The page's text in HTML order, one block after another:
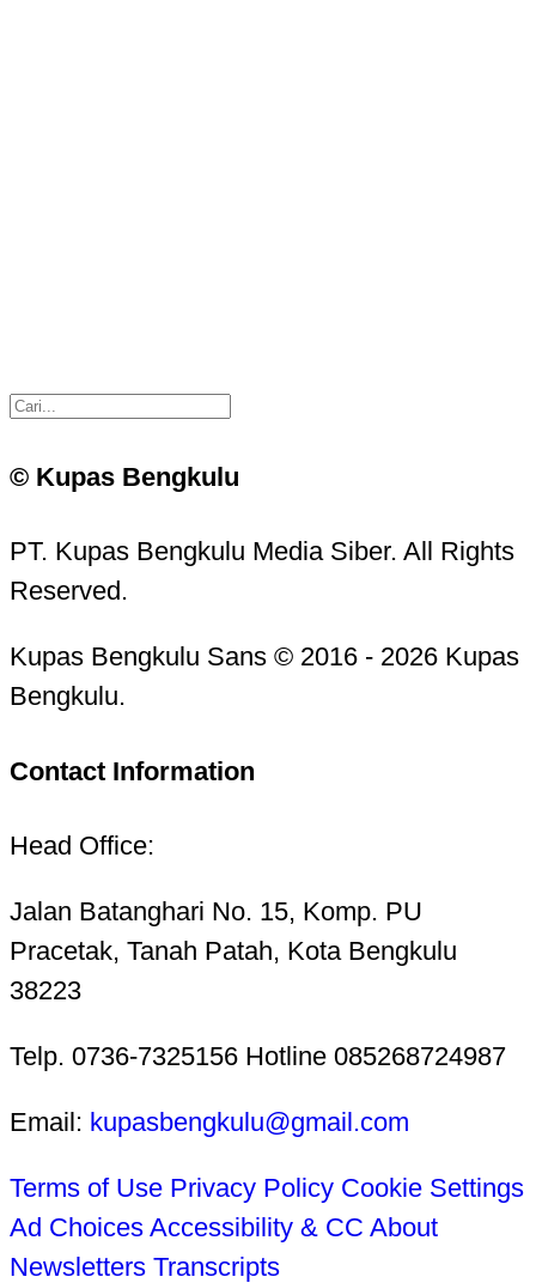
© Kupas Bengkulu
PT. Kupas Bengkulu Media Siber. All Rights
Reserved.
Kupas Bengkulu Sans © 2016 - 2026 Kupas
Bengkulu.
Contact Information
Head Office:
Jalan Batanghari No. 15, Komp. PU
Pracetak, Tanah Patah, Kota Bengkulu
38223
Telp. 0736-7325156 Hotline 085268724987
Email: kupasbengkulu@gmail.com
Terms of Use Privacy Policy Cookie Settings
Ad Choices Accessibility & CC About
Newsletters Transcripts